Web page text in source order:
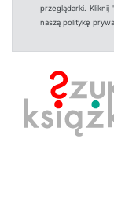
przeglądarki. Kliknij
naszą politykę